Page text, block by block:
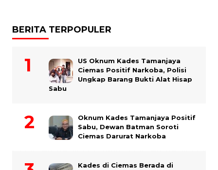
BERITA TERPOPULER
US Oknum Kades Tamanjaya
Ciemas Positif Narkoba, Polisi
Ungkap Barang Bukti Alat Hisap
Sabu
Oknum Kades Tamanjaya Positif
Sabu, Dewan Batman Soroti
Ciemas Darurat Narkoba
Kades di Ciemas Berada di